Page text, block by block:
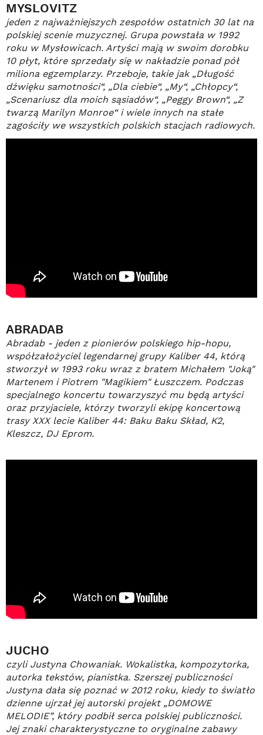
MYSLOVITZ
jeden z najważniejszych zespołów ostatnich 30 lat na
polskiej scenie muzycznej. Grupa powstała w 1992
roku w Mysłowicach. Artyści mają w swoim dorobku
10 płyt, które sprzedały się w nakładzie ponad pół
miliona egzemplarzy. Przeboje, takie jak „Długość
dźwięku samotności“, „Dla ciebie“, „My“, „Chłopcy“,
„Scenariusz dla moich sąsiadów“, „Peggy Brown“, „Z
twarzą Marilyn Monroe“ i wiele innych na stałe
zagościły we wszystkich polskich stacjach radiowych.
ABRADAB
Abradab - jeden z pionierów polskiego hip-hopu,
współzałożyciel legendarnej grupy Kaliber 44, którą
stworzył w 1993 roku wraz z bratem Michałem "Joką"
Martenem i Piotrem "Magikiem" Łuszczem. Podczas
specjalnego koncertu towarzyszyć mu będą artyści
oraz przyjaciele, którzy tworzyli ekipę koncertową
trasy XXX lecie Kaliber 44: Baku Baku Skład, K2,
Kleszcz, DJ Eprom.
JUCHO
czyli Justyna Chowaniak. Wokalistka, kompozytorka,
autorka tekstów, pianistka. Szerszej publiczności
Justyna dała się poznać w 2012 roku, kiedy to światło
dzienne ujrzał jej autorski projekt „DOMOWE
MELODIE”, który podbił serca polskiej publiczności.
Jej znaki charakterystyczne to oryginalne zabawy